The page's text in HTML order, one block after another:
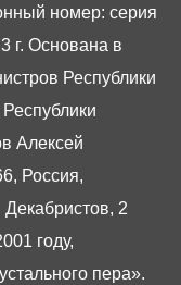
номер: серия
г. Основана в
Республики
Алексей
Россия,
Декабристов, 2
году,
пера».